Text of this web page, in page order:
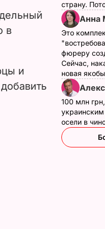
в
и
страну.
Анна
Это
фюреру
Сейчас,
новая
100 млн
осели в